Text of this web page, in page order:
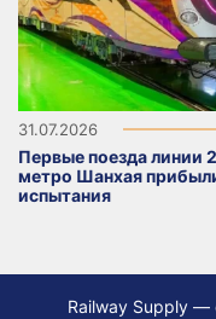
31.07.2026
Первые поезда линии
метро Шанхая
испытания
Railway Supply —